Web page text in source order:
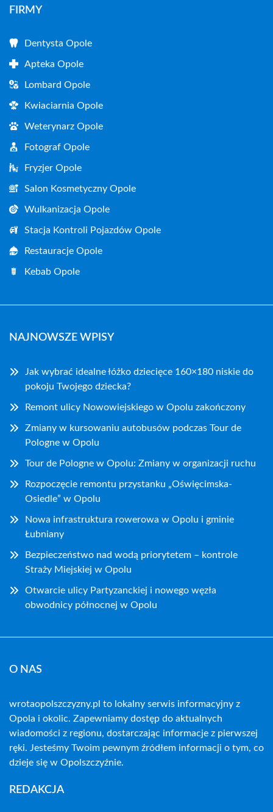
FIRMY
Dentysta Opole
Apteka Opole
Lombard Opole
Kwiaciarnia Opole
Weterynarz Opole
Fotograf Opole
Fryzjer Opole
Salon Kosmetyczny Opole
Wulkanizacja Opole
Stacja Kontroli Pojazdów Opole
Restauracje Opole
Kebab Opole
NAJNOWSZE WPISY
Jak wybrać idealne łóżko dziecięce 160×180 niskie do
pokoju Twojego dziecka?
Remont ulicy Nowowiejskiego w Opolu zakończony
Zmiany w kursowaniu autobusów podczas Tour de
Pologne w Opolu
Tour de Pologne w Opolu: Zmiany w organizacji ruchu
Rozpoczęcie remontu przystanku „Oświęcimska-
Osiedle” w Opolu
Nowa infrastruktura rowerowa w Opolu i gminie
Łubniany
Bezpieczeństwo nad wodą priorytetem – kontrole
Straży Miejskiej w Opolu
Otwarcie ulicy Partyzanckiej i nowego węzła
obwodnicy północnej w Opolu
O NAS
wrotaopolszczyzny.pl to lokalny serwis informacyjny z
Opola i okolic. Zapewniamy dostęp do aktualnych
wiadomości z regionu, dostarczając informacje z pierwszej
ręki. Jesteśmy Twoim pewnym źródłem informacji o tym, co
dzieje się w Opolszczyźnie.
REDAKCJA